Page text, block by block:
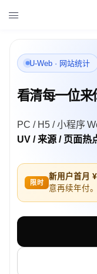

U-Web · 网站统计
看清每一位来
PC / H5 / 小程序
UV / 来源 / 页面热
限时
新用户首月
意再续年付。